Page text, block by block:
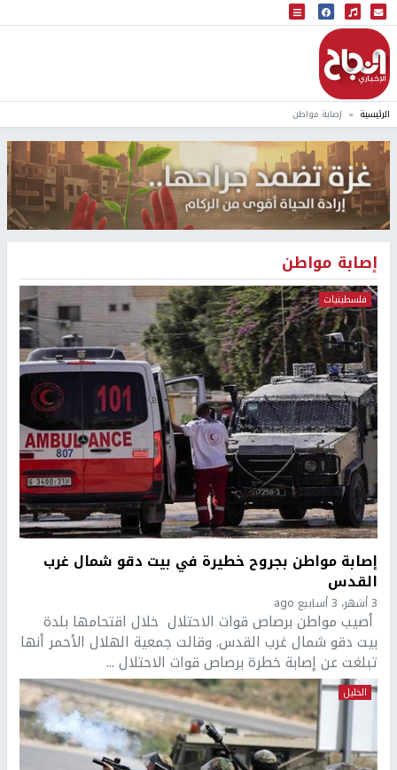
البث المباشر
إذاعة النجاح
الرئيسية إصابة مواطن
إصابة مواطن
فلسطينيات
إصابة مواطن بجروح خطيرة في بيت دقو شمال غرب
القدس
3 أشهر، 3 أسابيع ago
أصيب مواطن برصاص قوات الاحتلال خلال اقتحامها بلدة
بيت دقو شمال غرب القدس. وقالت جمعية الهلال الأحمر أنها
تبلغت عن إصابة خطرة برصاص قوات الاحتلال ...
الخليل